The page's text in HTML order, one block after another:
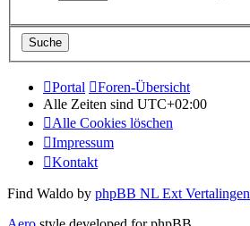
Portal
Foren-Übersicht
Alle Zeiten sind UTC+02:00
Alle Cookies löschen
Impressum
Kontakt
Find Waldo by phpBB NL Ext Vertalingen